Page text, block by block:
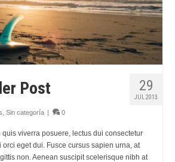
29
JUL 2013
Post
Sin categoría | 0
viverra posuere, lectus dui consectetur
eget dui. Fusce cursus sapien urna, at
non. Aenean suscipit scelerisque nibh at